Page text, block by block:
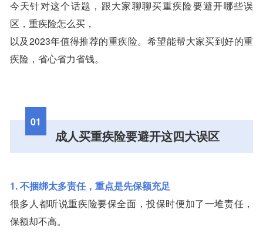
今天针对这个话题，跟大家聊聊买重疾险要避开哪些误
区，重疾险怎么买，
以及2023年值得推荐的重疾险。希望能帮大家买到好的重
疾险，省心省力省钱。
01
成人买重疾险要避开这四大误区
1. 不捆绑太多责任，重点是先保额充足
很多人都听说重疾险要保全面，投保时便加了一堆责任，
保额却不高。